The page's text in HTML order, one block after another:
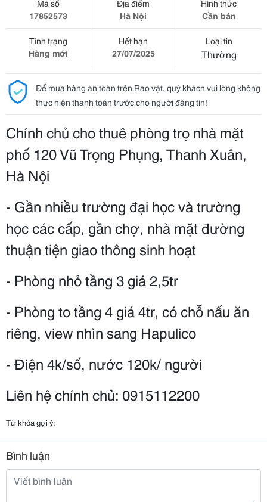
Mã số
17852573
Địa điểm
Hà Nội
Hình thức
Cần bán
Tình trạng
Hàng mới
Hết hạn
27/07/2025
Loại tin
Thường
Để mua hàng an toàn trên Rao vặt, quý khách vui lòng không
thực hiện thanh toán trước cho người đăng tin!
Chính chủ cho thuê phòng trọ nhà mặt
phố 120 Vũ Trọng Phụng, Thanh Xuân,
Hà Nội
- Gần nhiều trường đại học và trường
học các cấp, gần chợ, nhà mặt đường
thuận tiện giao thông sinh hoạt
- Phòng nhỏ tầng 3 giá 2,5tr
- Phòng to tầng 4 giá 4tr, có chỗ nấu ăn
riêng, view nhìn sang Hapulico
- Điện 4k/số, nước 120k/ người
Liên hệ chính chủ: 0915112200
Từ khóa gợi ý:
Bình luận